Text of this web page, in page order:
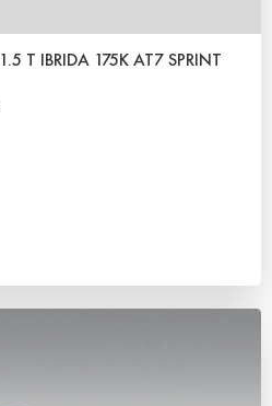
1.5 T IBRIDA 175K AT7 SPRINT